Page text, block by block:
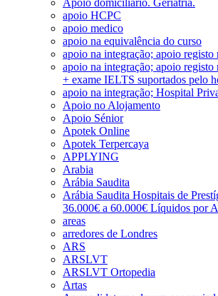
apoio HCPC
apoio medico
apoio na equivalência do curso
apoio na integração; apoio
apoio na integração; apoio
+ exame IELTS suportados pelo
apoio na integração; Hospital
Apoio no Alojamento
Apoio Sénior
Apotek Online
Apotek Terpercaya
APPLYING
Arabia
Arábia Saudita
Arábia Saudita Hospitais de
36.000€ a 60.000€ Líquidos por
areas
arredores de Londres
ARS
ARSLVT
ARSLVT Ortopedia
Artas